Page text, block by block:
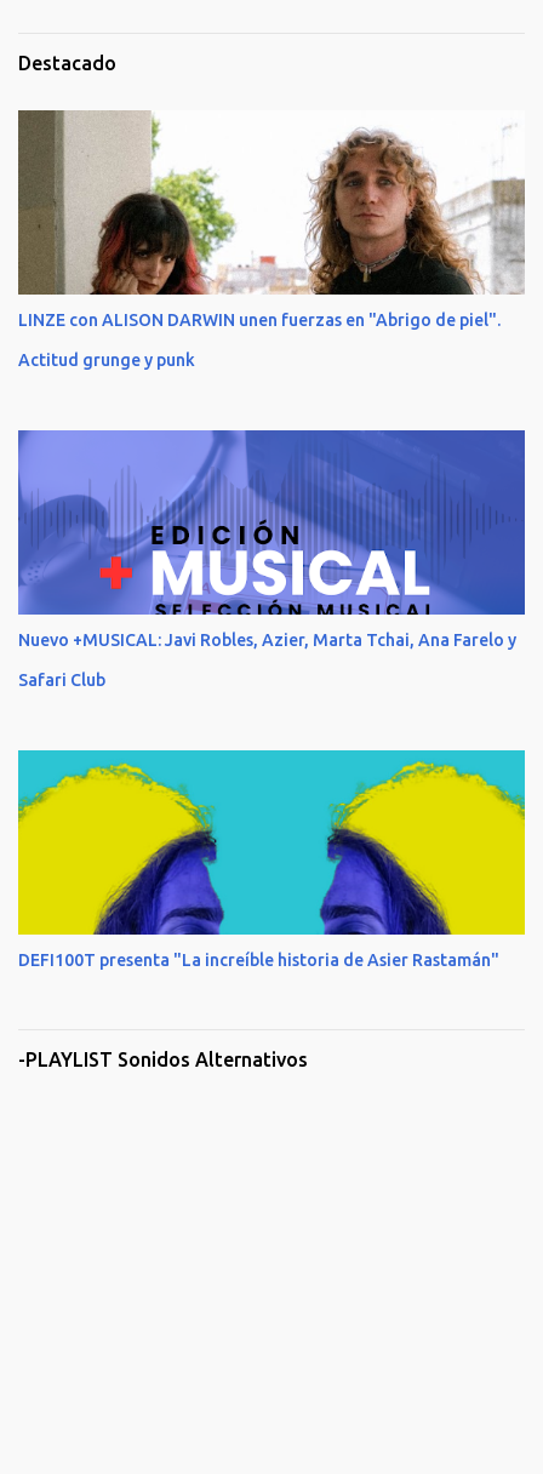
Destacado
LINZE con ALISON DARWIN unen fuerzas en "Abrigo de piel".
Actitud grunge y punk
Nuevo +MUSICAL: Javi Robles, Azier, Marta Tchai, Ana Farelo y
Safari Club
DEFI100T presenta "La increíble historia de Asier Rastamán"
-PLAYLIST Sonidos Alternativos